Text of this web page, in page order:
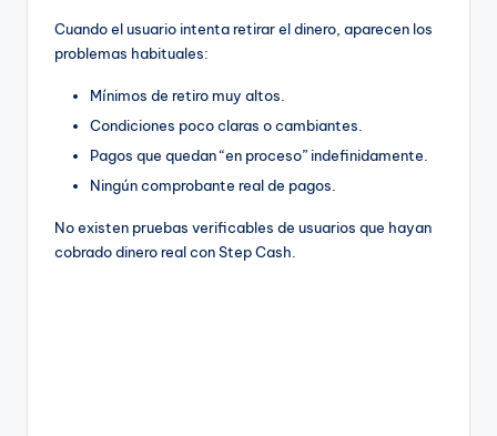
Cuando el usuario intenta retirar el dinero, aparecen los
problemas habituales:
Mínimos de retiro muy altos.
Condiciones poco claras o cambiantes.
Pagos que quedan “en proceso” indefinidamente.
Ningún comprobante real de pagos.
No existen pruebas verificables de usuarios que hayan
cobrado dinero real con Step Cash.